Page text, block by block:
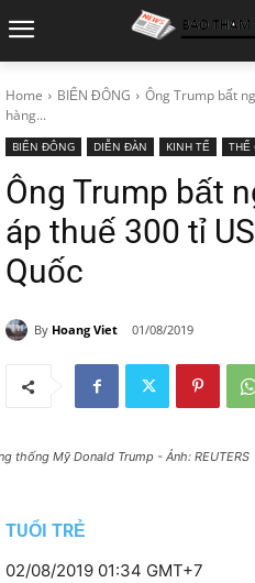
Home BIỂN ĐÔNG
Ông Trump bất
hàng...
BIỂN ĐÔNG DIỄN ĐÀN KINH TẾ THẾ
Ông Trump bất
áp thuế 300 tỉ
Quốc
By Hoang Viet 01/08/2019
thống Mỹ Donald Trump - Ảnh: REUTERS
TUỔI TRẺ
02/08/2019 01:34 GMT+7